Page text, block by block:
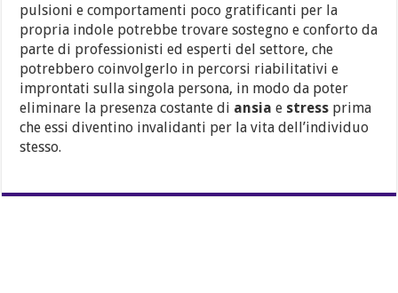
pulsioni e comportamenti poco gratificanti per la
propria indole potrebbe trovare sostegno e conforto da
parte di professionisti ed esperti del settore, che
potrebbero coinvolgerlo in percorsi riabilitativi e
improntati sulla singola persona, in modo da poter
eliminare la presenza costante di ansia e stress prima
che essi diventino invalidanti per la vita dell’individuo
stesso.